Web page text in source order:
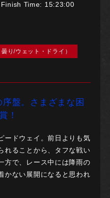
Time: 15:23:00
り/ウェット・ドライ）
盤。さまざまな困
！
ードウェイ。前日よりも気
れることから、タフな戦い
方で、レース中には降雨の
かない展開になると思われ